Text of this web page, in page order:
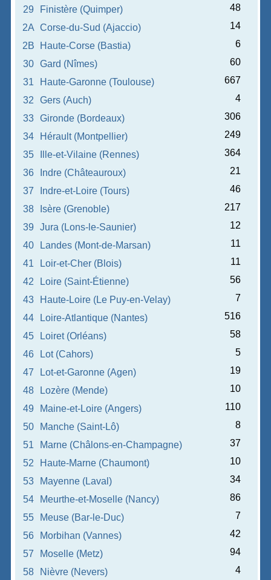
29 Finistère (Quimper)
48
2A Corse-du-Sud (Ajaccio)
14
2B
Haute-Corse (Bastia)
6
30
Gard (Nîmes)
60
31
Haute-Garonne (Toulouse)
667
32
Gers (Auch)
4
33
Gironde (Bordeaux)
306
34
Hérault (Montpellier)
249
35
Ille-et-Vilaine (Rennes)
364
36
Indre (Châteauroux)
21
37
Indre-et-Loire (Tours)
46
38
Isère (Grenoble)
217
39
Jura (Lons-le-Saunier)
12
40
Landes (Mont-de-Marsan)
11
41
Loir-et-Cher (Blois)
11
42
Loire (Saint-Étienne)
56
43
Haute-Loire (Le Puy-en-Velay)
7
44
Loire-Atlantique (Nantes)
516
45
Loiret (Orléans)
58
46
Lot (Cahors)
5
47
Lot-et-Garonne (Agen)
19
48
Lozère (Mende)
10
49
Maine-et-Loire (Angers)
110
50
Manche (Saint-Lô)
8
51
Marne (Châlons-en-Champagne)
37
52
Haute-Marne (Chaumont)
10
53
Mayenne (Laval)
34
54
Meurthe-et-Moselle (Nancy)
86
55
Meuse (Bar-le-Duc)
7
56
Morbihan (Vannes)
42
57
Moselle (Metz)
94
58
Nièvre (Nevers)
4